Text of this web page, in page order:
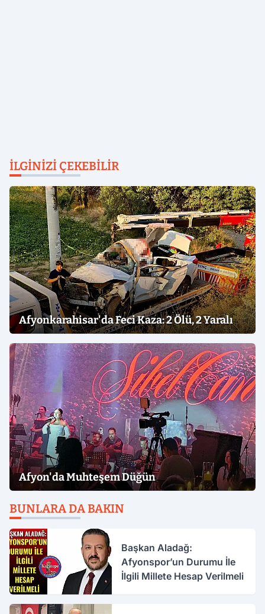
İLGINIZI ÇEKEBILIR
Afyonkarahisar'da Feci Kaza: 2 Ölü, 2 Yaralı
Afyon'da Muhteşem Düğün
BUNLARA DA BAKIN
Başkan Aladağ:
Afyonspor’un Durumu İle
İlgili Millete Hesap Verilmeli